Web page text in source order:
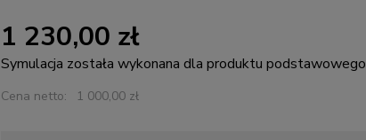
1 230,00 zł
Symulacja została wykonana dla produktu podstawowego
Cena netto: 1 000,00 zł